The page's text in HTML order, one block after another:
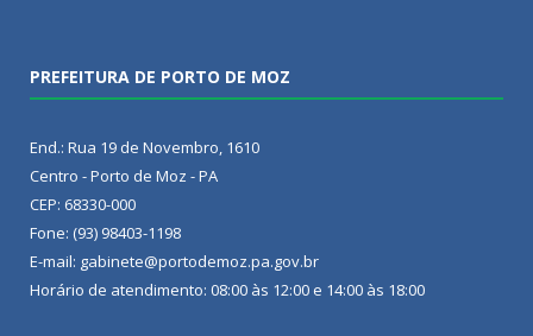
PREFEITURA DE PORTO DE MOZ
End.: Rua 19 de Novembro, 1610
Centro - Porto de Moz - PA
CEP: 68330-000
Fone: (93) 98403-1198
E-mail: gabinete@portodemoz.pa.gov.br
Horário de atendimento: 08:00 às 12:00 e 14:00 às 18:00